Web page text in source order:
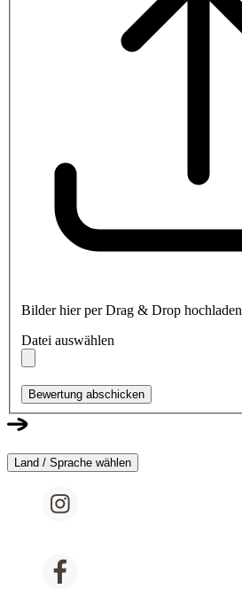
Bilder hier per Drag & Drop hochladen
Datei auswählen
Bewertung abschicken
Land / Sprache wählen